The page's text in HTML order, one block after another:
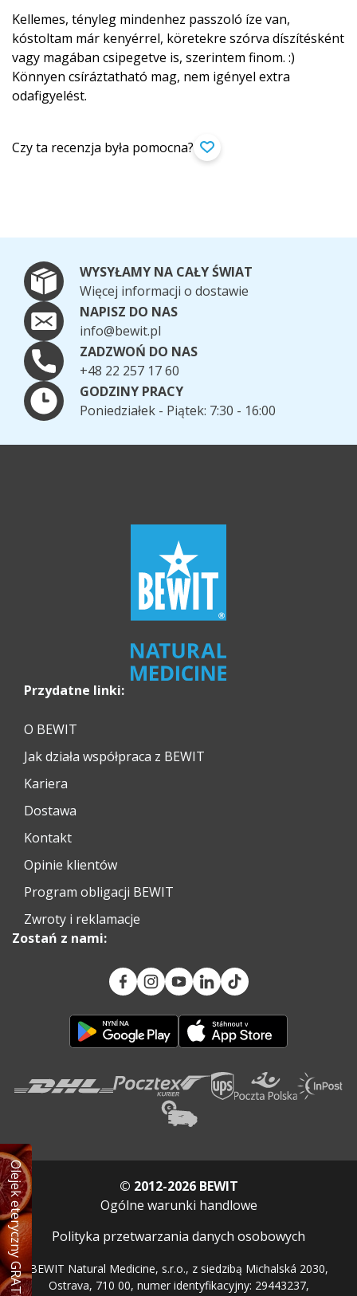
Kellemes, tényleg mindenhez passzoló íze van,
kóstoltam már kenyérrel, köretekre szórva díszítésként
vagy magában csipegetve is, szerintem finom. :)
Könnyen csíráztatható mag, nem igényel extra
odafigyelést.
Czy ta recenzja była pomocna?
Olejek eteryczny GRATIS
WYSYŁAMY NA CAŁY ŚWIAT
Więcej informacji o dostawie
NAPISZ DO NAS
info@bewit.pl
ZADZWOŃ DO NAS
+48 22 257 17 60
GODZINY PRACY
Poniedziałek - Piątek: 7:30 - 16:00
Przydatne linki:
O BEWIT
Jak działa współpraca z BEWIT
Kariera
Dostawa
Kontakt
Opinie klientów
Program obligacji BEWIT
Zwroty i reklamacje
Zostań z nami:
© 2012-2026 BEWIT
Ogólne warunki handlowe
Polityka przetwarzania danych osobowych
BEWIT Natural Medicine, s.r.o., z siedzibą Michalská 2030,
Ostrava, 710 00, numer identyfikacyjny: 29443237,